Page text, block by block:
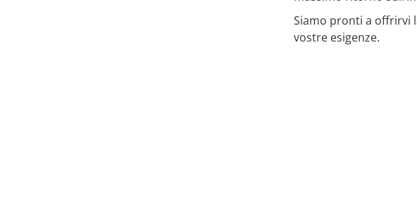
Siamo pronti a offrirvi
vostre esigenze.